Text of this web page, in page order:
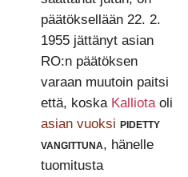
päätöksellään 22. 2.
1955 jättänyt asian
RO:n päätöksen
varaan muutoin paitsi
että, koska Kalliotaoli
asian vuoksi pidetty
vangittuna, hänelle
tuomitusta